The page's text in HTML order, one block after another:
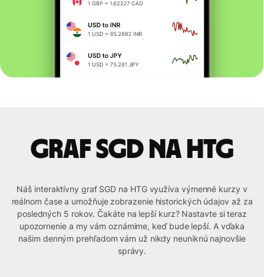
graf SGD na HTG
Náš interaktívny graf SGD na HTG využíva výmenné kurzy v
reálnom čase a umožňuje zobrazenie historických údajov až za
posledných 5 rokov. Čakáte na lepší kurz? Nastavte si teraz
upozornenie a my vám oznámime, keď bude lepší. A vďaka
našim denným prehľadom vám už nikdy neuniknú najnovšie
správy.